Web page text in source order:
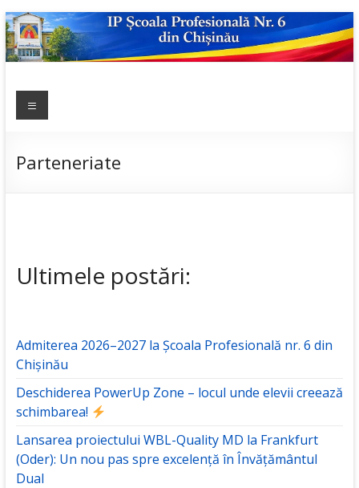
Skip
to
content
NR.6
scoala
nr.6; școală
Meniu
Parteneriate
Ultimele postări:
Admiterea 2026–2027 la Școala Profesională nr. 6 din
Chișinău
Deschiderea PowerUp Zone – locul unde elevii creează
schimbarea!
Lansarea proiectului WBL-Quality MD la Frankfurt
(Oder): Un nou pas spre excelență în Învățământul
Dual